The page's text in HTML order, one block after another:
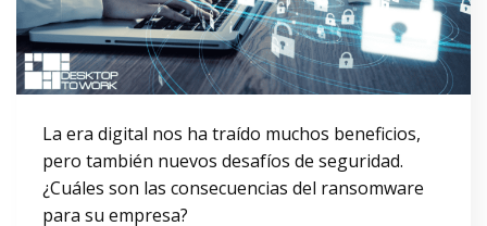
La era digital nos ha traído muchos beneficios,
pero también nuevos desafíos de seguridad.
¿Cuáles son las consecuencias del ransomware
para su empresa?